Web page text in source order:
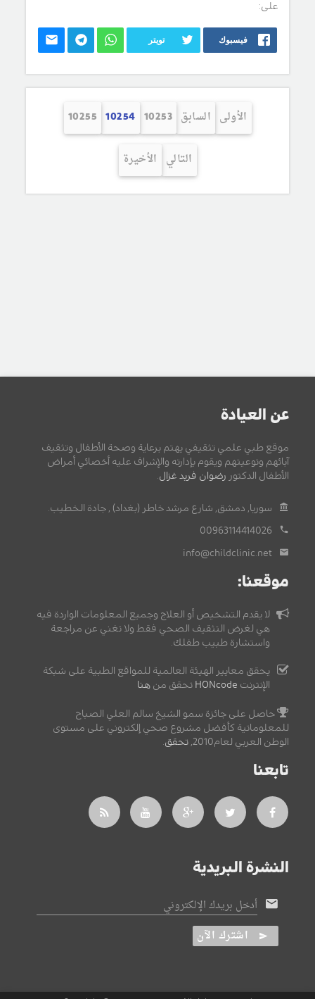
على:
فيسبوك تويتر
الأولى السابق 10253
10254
10255
التالي الأخيرة
عن العيادة
موقع طبي علمي تثقيفي يهتم برعاية وصحة الأطفال وتثقيف
آبائهم وتوعيتهم ويقوم بإدارته والإشراف عليه أخصائي أمراض
الأطفال الدكتور رضوان فريد غزال
سوريا, دمشق, شارع مرشد خاطر (بغداد) , جادة الخطيب.
00963114414026
info@childclinic.net
موقعنا:
لا يقدم التشخيص أو العلاج وجميع المعلومات الواردة فيه
هي لغرض التثقيف الصحي فقط ولا تغني عن مراجعة
واستشارة طبيب طفلك.
يحقق معايير الهيئة العالمية للمواقع الطبية على شبكة
الإنترنت HONcode تحقق من هنا
حاصل على جائزة سمو الشيخ سالم العلي الصباح
للمعلوماتية كأفضل مشروع صحي إلكتروني على مستوى
الوطن العربي لعام2010,
تحقق
تابعنا
النشرة البريدية
أدخل بريدك الإلكتروني
اشترك الآن